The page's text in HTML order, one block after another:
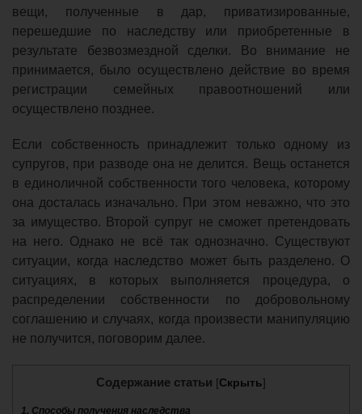
вещи, полученные в дар, приватизированные,
перешедшие по наследству или приобретенные в
результате безвозмездной сделки. Во внимание не
принимается, было осуществлено действие во время
регистрации семейных правоотношений или
осуществлено позднее.
Если собственность принадлежит только одному из
супругов, при разводе она не делится. Вещь останется
в единоличной собственности того человека, которому
она досталась изначально. При этом неважно, что это
за имущество. Второй супруг не сможет претендовать
на него. Однако не всё так однозначно. Существуют
ситуации, когда наследство может быть разделено. О
ситуациях, в которых выполняется процедура, о
распределении собственности по добровольному
соглашению и случаях, когда произвести манипуляцию
не получится, поговорим далее.
Содержание статьи [Скрыть]
1. Способы получения наследства